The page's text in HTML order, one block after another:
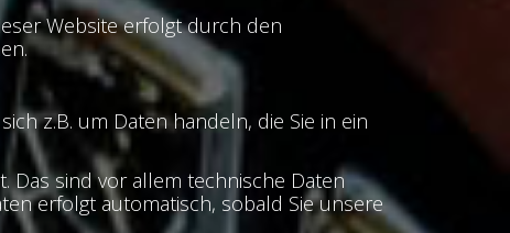
Website erfolgt durch den
z.B. um Daten handeln, die Sie in ein
Das sind vor allem technische Daten
erfolgt automatisch, sobald Sie unsere